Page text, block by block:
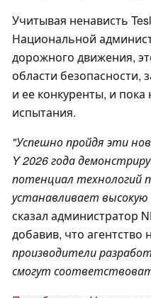
Учитывая ненависть
Национальной
дорожного движения,
области безопасности,
и ее конкуренты, и
испытания.
"Успешно пройдя эти
Y 2026 года
потенциал технологий
устанавливает высокую
сказал администратор
добавив, что агентство
производители
смогут